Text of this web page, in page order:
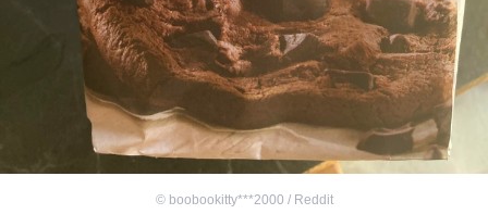
© boobookitty***2000 / Reddit